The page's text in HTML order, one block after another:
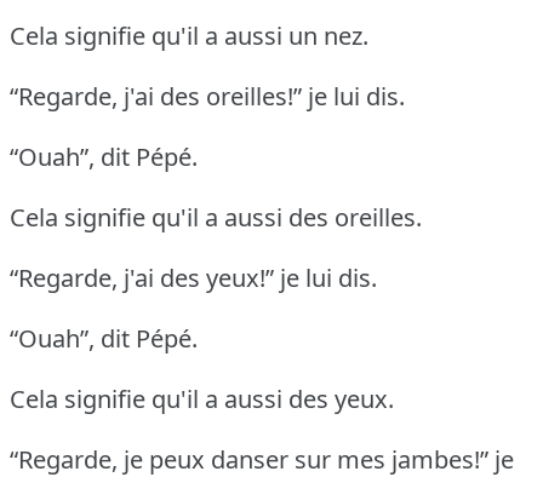
Cela signifie qu'il a aussi un nez.
“Regarde, j'ai des oreilles!” je lui dis.
“Ouah”, dit Pépé.
Cela signifie qu'il a aussi des oreilles.
“Regarde, j'ai des yeux!” je lui dis.
“Ouah”, dit Pépé.
Cela signifie qu'il a aussi des yeux.
“Regarde, je peux danser sur mes jambes!” je